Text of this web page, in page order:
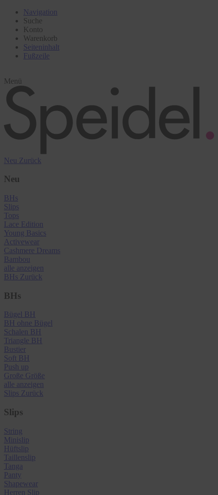
Navigation
Suche
Konto
Warenkorb
Seiteninhalt
Fußzeile
Menü
Neu Zurück
Neu
BHs
Slips
Tops
Lace Edition
Young Basics
Activewear
Cashmere Dreams
Bambou
alle anzeigen
BHs Zurück
BHs
Bügel BH
BH ohne Bügel
Schalen BH
Triangle BH
Bustier
Soft BH
Push up
Große Größe
alle anzeigen
Slips Zurück
Slips
String
Minislip
Hüftslip
Taillenslip
Tanga
Panty
Shapewear
Herren Slip